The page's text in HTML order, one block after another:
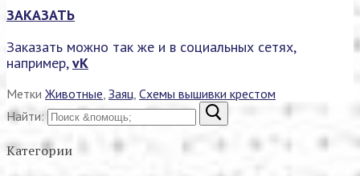
ЗАКАЗАТЬ
Заказать можно так же и в социальных сетях,
например,vK
Метки Животные Заяц Схемы вышивки крестом
Найти:
Категории